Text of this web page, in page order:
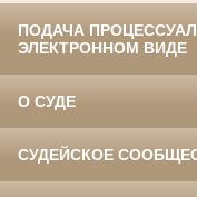
ПОДАЧА
ЭЛЕКТРОННОМ ВИДЕ
О СУДЕ
СУДЕЙСКОЕ